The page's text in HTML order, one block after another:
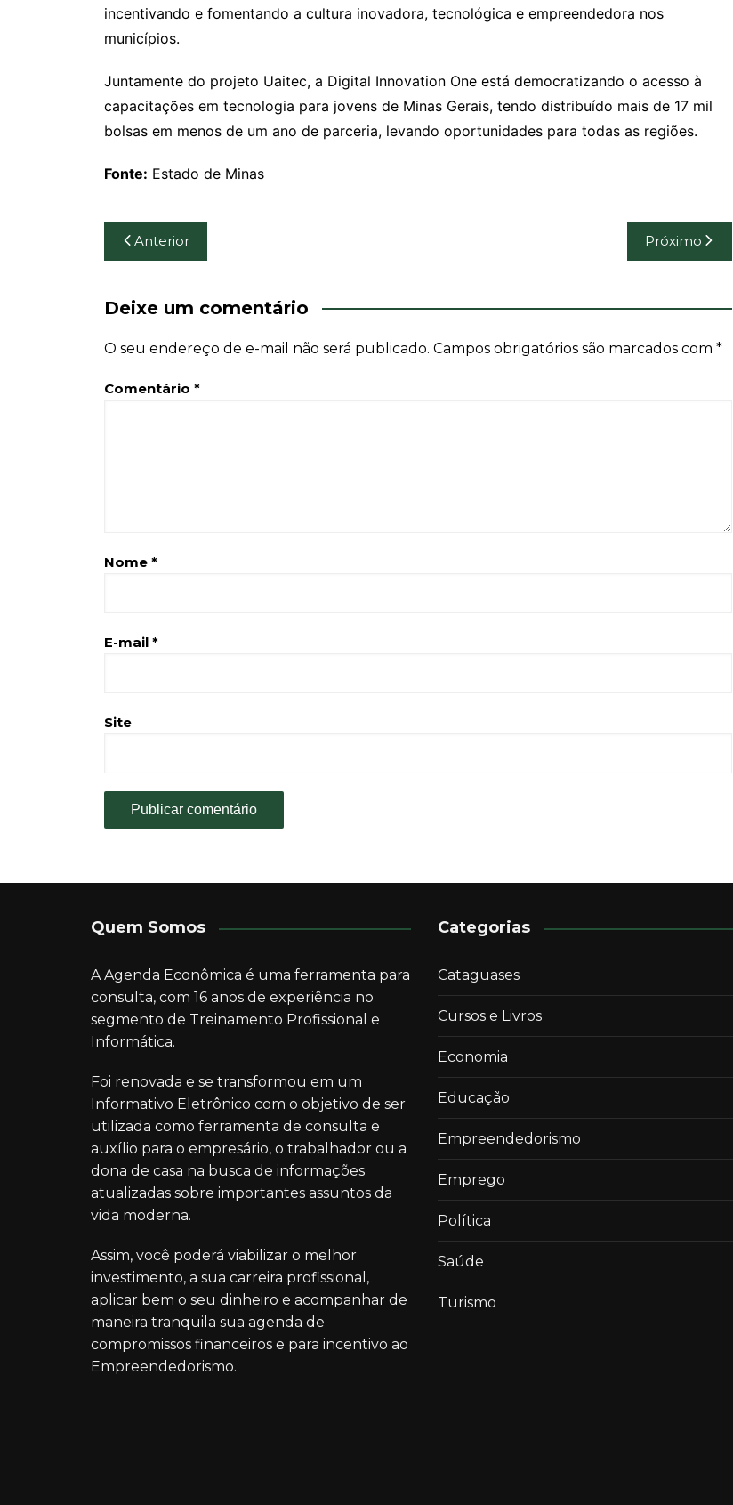
incentivando e fomentando a cultura inovadora, tecnológica e empreendedora nos
municípios.
Juntamente do projeto Uaitec, a Digital Innovation One está democratizando o acesso à
capacitações em tecnologia para jovens de Minas Gerais, tendo distribuído mais de 17 mil
bolsas em menos de um ano de parceria, levando oportunidades para todas as regiões.
Fonte: Estado de Minas
Navegação
de
Post
Anterior Próximo
Deixe um comentário
O seu endereço de e-mail não será publicado. Campos obrigatórios são marcados com *
Comentário *
Nome *
E-mail *
Site
Quem Somos
A Agenda Econômica é uma ferramenta para
consulta, com 16 anos de experiência no
segmento de Treinamento Profissional e
Informática.
Foi renovada e se transformou em um
Informativo Eletrônico com o objetivo de ser
utilizada como ferramenta de consulta e
auxílio para o empresário, o trabalhador ou a
dona de casa na busca de informações
atualizadas sobre importantes assuntos da
vida moderna.
Assim, você poderá viabilizar o melhor
investimento, a sua carreira profissional,
aplicar bem o seu dinheiro e acompanhar de
maneira tranquila sua agenda de
compromissos financeiros e para incentivo ao
Empreendedorismo.
Categorias
Cataguases
Cursos e Livros
Economia
Educação
Empreendedorismo
Emprego
Política
Saúde
Turismo